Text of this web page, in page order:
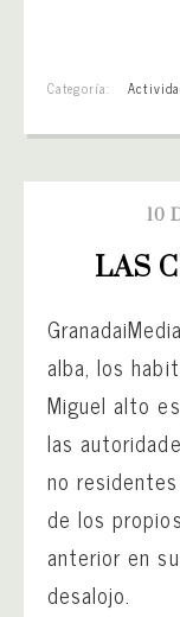
Categoría:
10
LAS
alba, los
Miguel alto
las
no
de los
anterior en
desalojo.